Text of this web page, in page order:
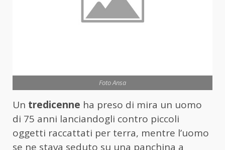
Foto Ansa
Un tredicenne ha preso di mira un uomo
di 75 anni lanciandogli contro piccoli
oggetti raccattati per terra, mentre l’uomo
se ne stava seduto su una panchina a